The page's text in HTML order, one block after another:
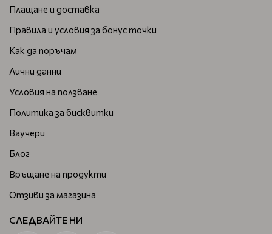
Плащане и доставка
Правила и условия за бонус точки
Как да поръчам
Лични данни
Условия на ползване
Политика за бисквитки
Ваучери
Блог
Връщане на продукти
Отзиви за магазина
СЛЕДВАЙТЕ НИ